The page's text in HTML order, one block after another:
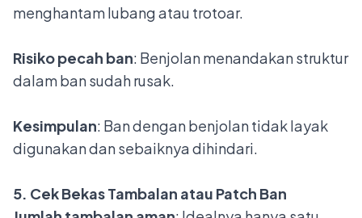
menghantam lubang atau trotoar.
Risiko pecah ban: Benjolan menandakan struktur
dalam ban sudah rusak.
Kesimpulan: Ban dengan benjolan tidak layak
digunakan dan sebaiknya dihindari.
5. Cek Bekas Tambalan atau Patch Ban